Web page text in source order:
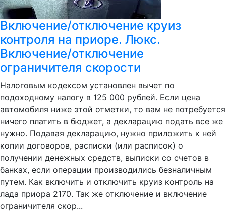
Включение/отключение круиз
контроля на приоре. Люкс.
Включение/отключение
ограничителя скорости
Налоговым кодексом установлен вычет по
подоходному налогу в 125 000 рублей. Если цена
автомобиля ниже этой отметки, то вам не потребуется
ничего платить в бюджет, а декларацию подать все же
нужно. Подавая декларацию, нужно приложить к ней
копии договоров, расписки (или расписок) о
получении денежных средств, выписки со счетов в
банках, если операции производились безналичным
путем. Как включить и отключить круиз контроль на
лада приора 2170. Так же отключение и включение
ограничителя скор...